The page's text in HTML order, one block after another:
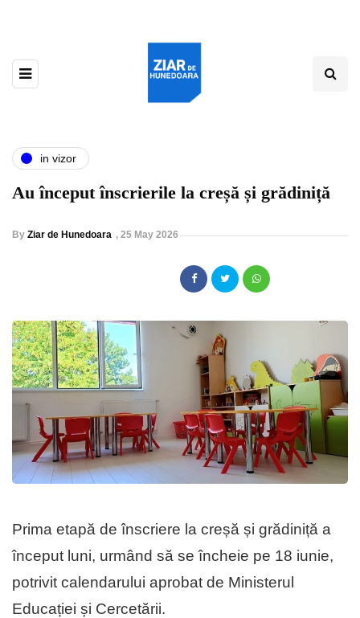
in vizor
Au început înscrierile la creșă și grădiniță
By Ziar de Hunedoara , 25 May 2026
Prima etapă de înscriere la creșă și grădiniță a
început luni, urmând să se încheie pe 18 iunie,
potrivit calendarului aprobat de Ministerul
Educației și Cercetării.